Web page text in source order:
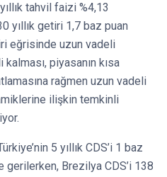
tahvil faizi %4,13
yıllık getiri 1,7 baz puan
eğrisinde uzun vadeli
piyasanın kısa
rağmen uzun vadeli
ilişkin temkinli
5 yıllık CDS’i 1 baz
Brezilya CDS’i 138